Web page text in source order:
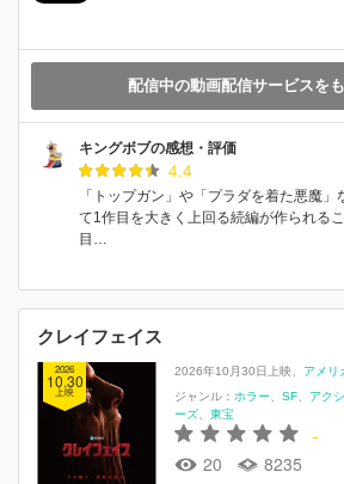
配信中の動画配信サービスを
キングボブの感想・評価
4.4
「トップガン」や「プラダを着た悪魔
て1作目を大きく上回る続編が作られる
目…
クレイフェイス
2026
10.30
上映
2026年10月30日上映
アメリ
ジャンル： ホラー SF アク
ーズ
東宝
-
20 8235